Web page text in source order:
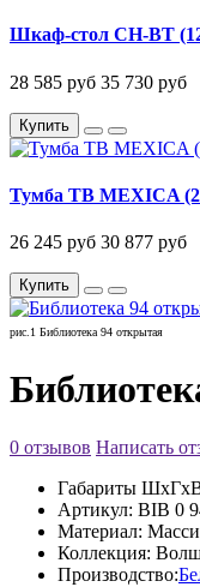
Шкаф-стол CH-BT
28 585 руб 35 730 руб
Купить
Тумба ТВ MEXICA
26 245 руб 30 877 руб
Купить
рис.1 Библиотека 94 открытая
0 отзывов Написать
Габариты
Артикул: BIB 0
Материал:
Коллекция:
Производство: